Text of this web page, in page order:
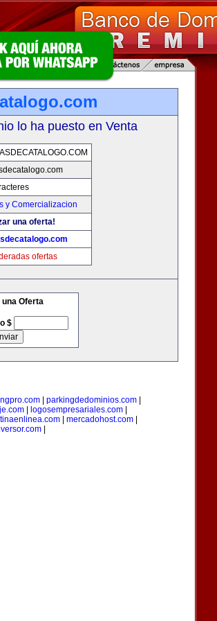
lo ha puesto en Venta
y Comercializacion
una oferta!
ofertas
una Oferta
$
| parkingdedominios.com|
logosempresariales.com
mercadohost.com